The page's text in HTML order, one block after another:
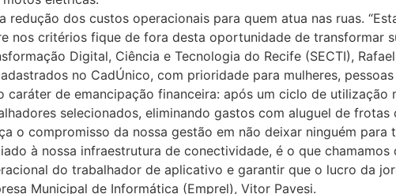
redução dos custos operacionais para quem atua nas ruas.
nos critérios fique de fora desta oportunidade de transformar
Digital, Ciência e Tecnologia do Recife (SECTI),
no CadÚnico, com prioridade para mulheres,
de emancipação financeira: após um ciclo de
selecionados, eliminando gastos com aluguel de frotas
o compromisso da nossa gestão em não deixar ninguém
à nossa infraestrutura de conectividade, é o que
do trabalhador de aplicativo e garantir que o lucro da
Municipal de Informática (Emprel), Vitor Pavesi.